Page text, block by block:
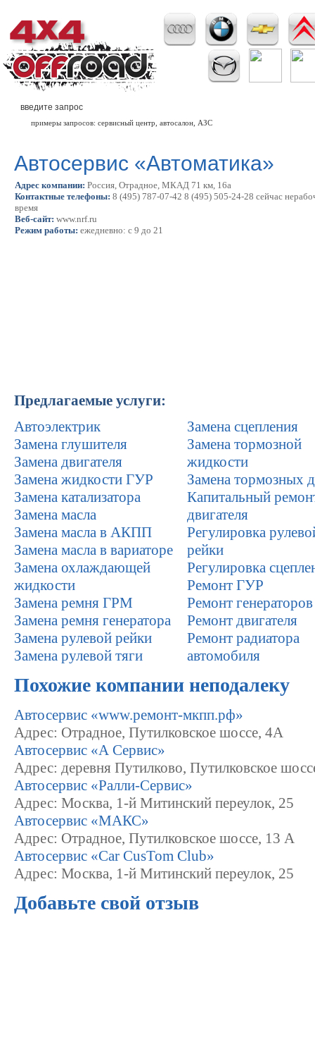
примеры запросов: сервисный центр, автосалон, АЗС
Автосервис «Автоматика»
Адрес компании: Россия, Отрадное, МКАД 71 км, 16а
Контактные телефоны: 8 (495) 787-07-42 8 (495) 505-24-28 сейчас
время
Веб-сайт: www.nrf.ru
Режим работы: ежедневно: с 9 до 21
Предлагаемые услуги:
Автоэлектрик
Замена глушителя
Замена двигателя
Замена жидкости ГУР
Замена катализатора
Замена масла
Замена масла в АКПП
Замена масла в вариаторе
Замена охлаждающей
жидкости
Замена ремня ГРМ
Замена ремня генератора
Замена рулевой рейки
Замена рулевой тяги
Замена сцепления
Замена тормозной
жидкости
Замена тормозных
Капитальный
двигателя
Регулировка
рейки
Регулировка
Ремонт ГУР
Ремонт генераторов
Ремонт двигателя
Ремонт радиатора
автомобиля
Похожие компании неподалеку
Автосервис «www.ремонт-мкпп.рф»
Адрес: Отрадное, Путилковское шоссе, 4А
Автосервис «А Сервис»
Адрес: деревня Путилково, Путилковское
Автосервис «Ралли-Сервис»
Адрес: Москва, 1-й Митинский переулок, 25
Автосервис «МАКС»
Адрес: Отрадное, Путилковское шоссе, 13 А
Автосервис «Car CusTom Club»
Адрес: Москва, 1-й Митинский переулок, 25
Добавьте свой отзыв